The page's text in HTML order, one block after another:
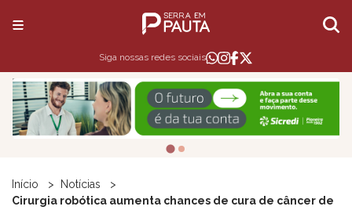
Siga nossas redes sociais
Início
Notícias
Cirurgia robótica aumenta chances de cura de câncer de